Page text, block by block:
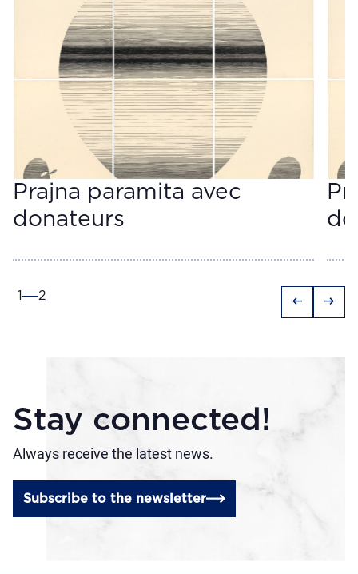
Prajna paramita avec
donateurs
1 2 arrow_left_alt arrow_right_alt
Stay connected!
Always receive the latest news.
Subscribe to the newsletter